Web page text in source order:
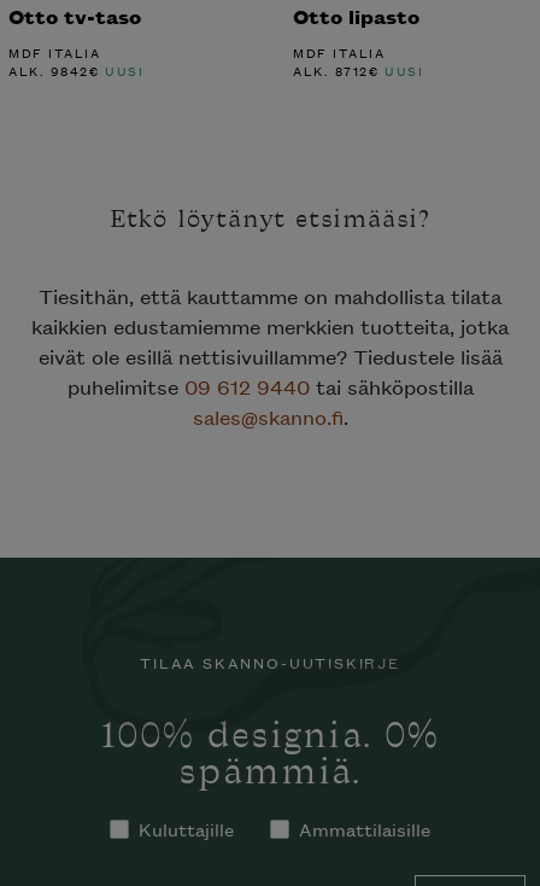
Otto tv-taso
MDF ITALIA
ALK. 9842€ UUSI
Otto lipasto
MDF ITALIA
ALK. 8712€ UUSI
Etkö löytänyt etsimääsi?
Tiesithän, että kauttamme on mahdollista tilata
kaikkien edustamiemme merkkien tuotteita, jotka
eivät ole esillä nettisivuillamme? Tiedustele lisää
puhelimitse 09 612 9440tai sähköpostilla
sales@skanno.fi.
TILAA SKANNO-UUTISKIRJE
100% designia. 0%
spämmiä.
Kuluttajille Ammattilaisille